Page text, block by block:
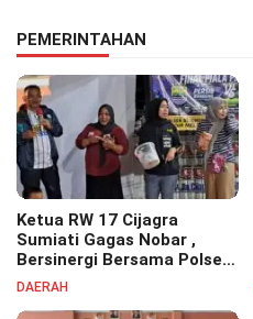
PEMERINTAHAN
Ketua RW 17 Cijagra
Sumiati Gagas Nobar ,
Bersinergi Bersama Polsek
Bojongsoang Semarakkan
DAERAH